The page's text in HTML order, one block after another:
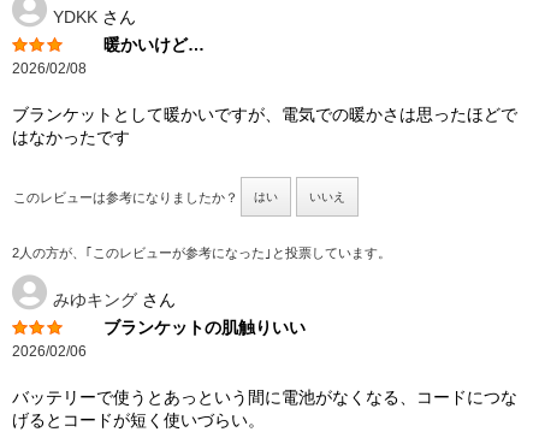
YDKK さん
暖かいけど…
2026/02/08
ブランケットとして暖かいですが、電気での暖かさは思ったほどで
はなかったです
このレビューは参考になりましたか？ はい いいえ
2人の方が、｢このレビューが参考になった｣と投票しています。
みゆキング さん
ブランケットの肌触りいい
2026/02/06
バッテリーで使うとあっという間に電池がなくなる、コードにつな
げるとコードが短く使いづらい。